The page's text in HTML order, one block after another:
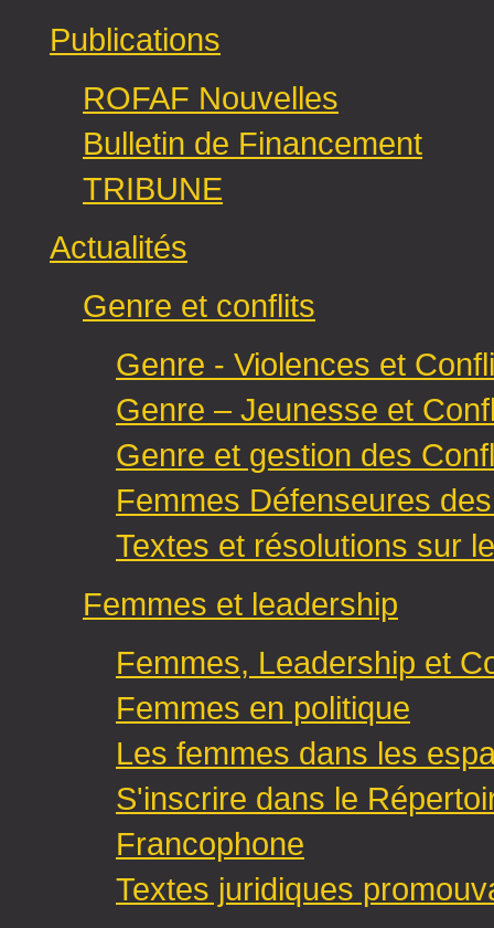
Publications
ROFAF Nouvelles
Bulletin de Financement
TRIBUNE
Actualités
Genre et conflits
Genre - Violences et
Genre – Jeunesse et
Genre et gestion des
Femmes Défenseures
Textes et résolutions sur
Femmes et leadership
Femmes, Leadership et
Femmes en politique
Les femmes dans les
S'inscrire dans le
Francophone
Textes juridiques